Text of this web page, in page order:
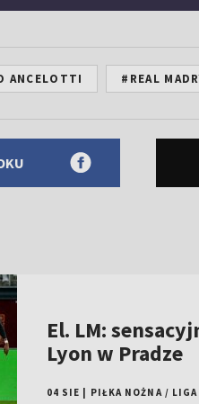
ANCELOTTI #REAL
El. LM:
Lyon w Pradze
04 SIE PIŁKA NOŻNA /